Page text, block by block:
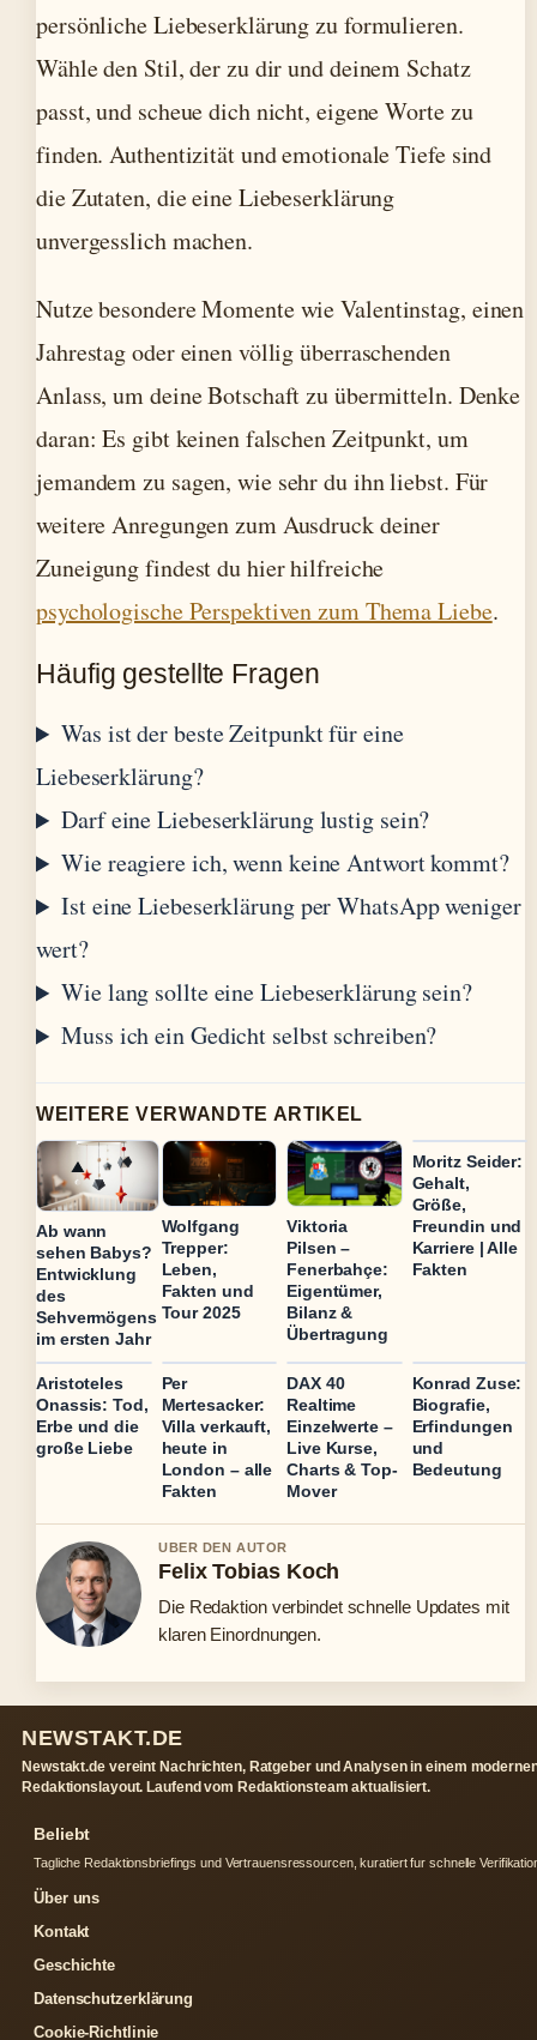
persönliche Liebeserklärung zu formulieren.
Wähle den Stil, der zu dir und deinem Schatz
passt, und scheue dich nicht, eigene Worte zu
finden. Authentizität und emotionale Tiefe sind
die Zutaten, die eine Liebeserklärung
unvergesslich machen.
Nutze besondere Momente wie Valentinstag, einen
Jahrestag oder einen völlig überraschenden
Anlass, um deine Botschaft zu übermitteln. Denke
daran: Es gibt keinen falschen Zeitpunkt, um
jemandem zu sagen, wie sehr du ihn liebst. Für
weitere Anregungen zum Ausdruck deiner
Zuneigung findest du hier hilfreiche
psychologische Perspektiven zum Thema Liebe.
Häufig gestellte Fragen
Was ist der beste Zeitpunkt für eine
Liebeserklärung?
Darf eine Liebeserklärung lustig sein?
Wie reagiere ich, wenn keine Antwort kommt?
Ist eine Liebeserklärung per WhatsApp weniger
wert?
Wie lang sollte eine Liebeserklärung sein?
Muss ich ein Gedicht selbst schreiben?
WEITERE VERWANDTE ARTIKEL
Ab wann
sehen Babys?
Entwicklung
des
Sehvermögens
im ersten Jahr
Wolfgang
Trepper:
Leben,
Fakten und
Tour 2025
Viktoria
Pilsen –
Fenerbahçe:
Eigentümer,
Bilanz &
Übertragung
Moritz Seider:
Gehalt,
Größe,
Freundin und
Karriere | Alle
Fakten
Aristoteles
Onassis: Tod,
Erbe und die
große Liebe
Per
Mertesacker:
Villa verkauft,
heute in
London – alle
Fakten
DAX 40
Realtime
Einzelwerte –
Live Kurse,
Charts & Top-
Mover
Konrad Zuse:
Biografie,
Erfindungen
und
Bedeutung
UBER DEN AUTOR
Felix Tobias Koch
Die Redaktion verbindet schnelle Updates mit
klaren Einordnungen.
NEWSTAKT.DE
Newstakt.de vereint Nachrichten, Ratgeber und Analysen in einem
Redaktionslayout. Laufend vom Redaktionsteam aktualisiert.
Beliebt
Tagliche Redaktionsbriefings und Vertrauensressourcen, kuratiert fur schnelle
Über uns
Kontakt
Geschichte
Datenschutzerklärung
Cookie-Richtlinie